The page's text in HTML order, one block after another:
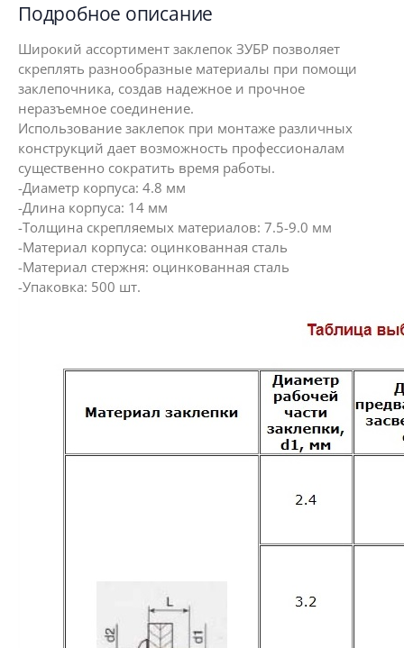
Подробное описание
Широкий ассортимент заклепок ЗУБР позволяет
скреплять разнообразные материалы при помощи
заклепочника, создав надежное и прочное
неразъемное соединение.
Использование заклепок при монтаже различных
конструкций дает возможность профессионалам
существенно сократить время работы.
-Диаметр корпуса: 4.8 мм
-Длина корпуса: 14 мм
-Толщина скрепляемых материалов: 7.5-9.0 мм
-Материал корпуса: оцинкованная сталь
-Материал стержня: оцинкованная сталь
-Упаковка: 500 шт.